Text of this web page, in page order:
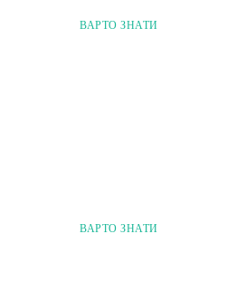
ВАРТО ЗНАТИ
ВАРТО ЗНАТИ